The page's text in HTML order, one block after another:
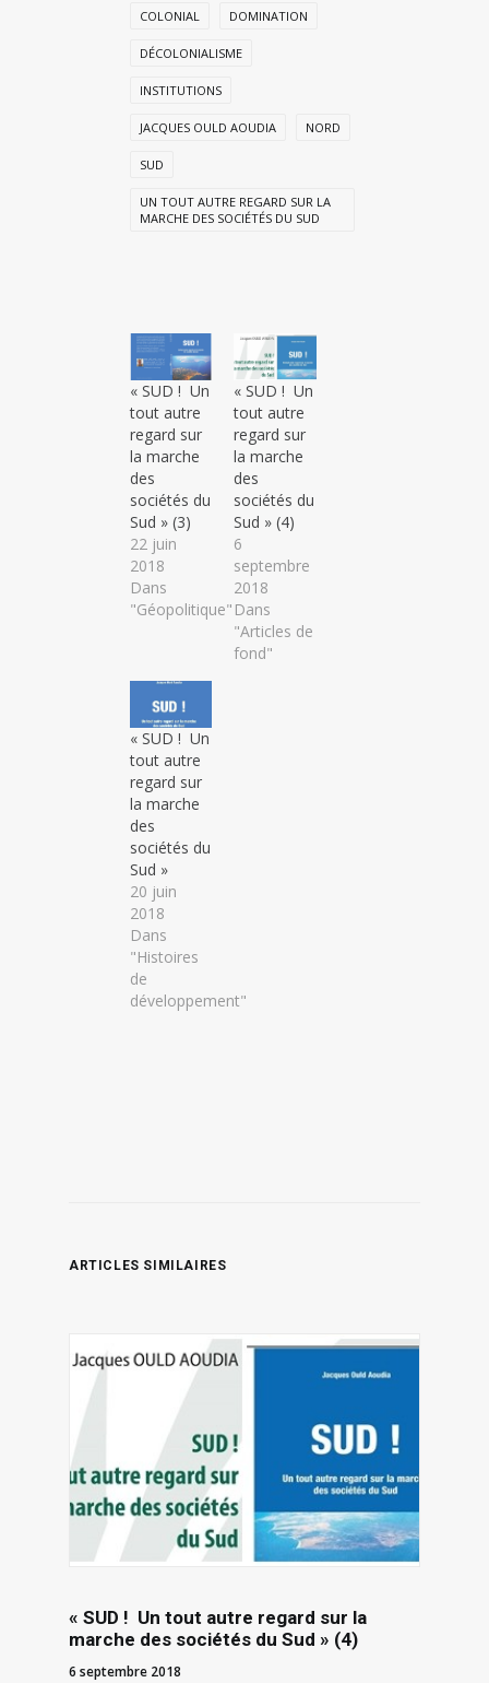
COLONIAL DOMINATION
DÉCOLONIALISME
INSTITUTIONS
JACQUES OULD AOUDIA NORD
SUD
UN TOUT AUTRE REGARD SUR LA
MARCHE DES SOCIÉTÉS DU SUD
« SUD ! Un
tout autre
regard sur
la marche
des
sociétés du
Sud » (3)
22 juin
2018
Dans
"Géopolitique"
« SUD ! Un
tout autre
regard sur
la marche
des
sociétés du
Sud » (4)
6
septembre
2018
Dans
"Articles de
fond"
« SUD ! Un
tout autre
regard sur
la marche
des
sociétés du
Sud »
20 juin
2018
Dans
"Histoires
de
développement"
ARTICLES SIMILAIRES
« SUD ! Un tout autre regard sur la
marche des sociétés du Sud » (4)
6 septembre 2018